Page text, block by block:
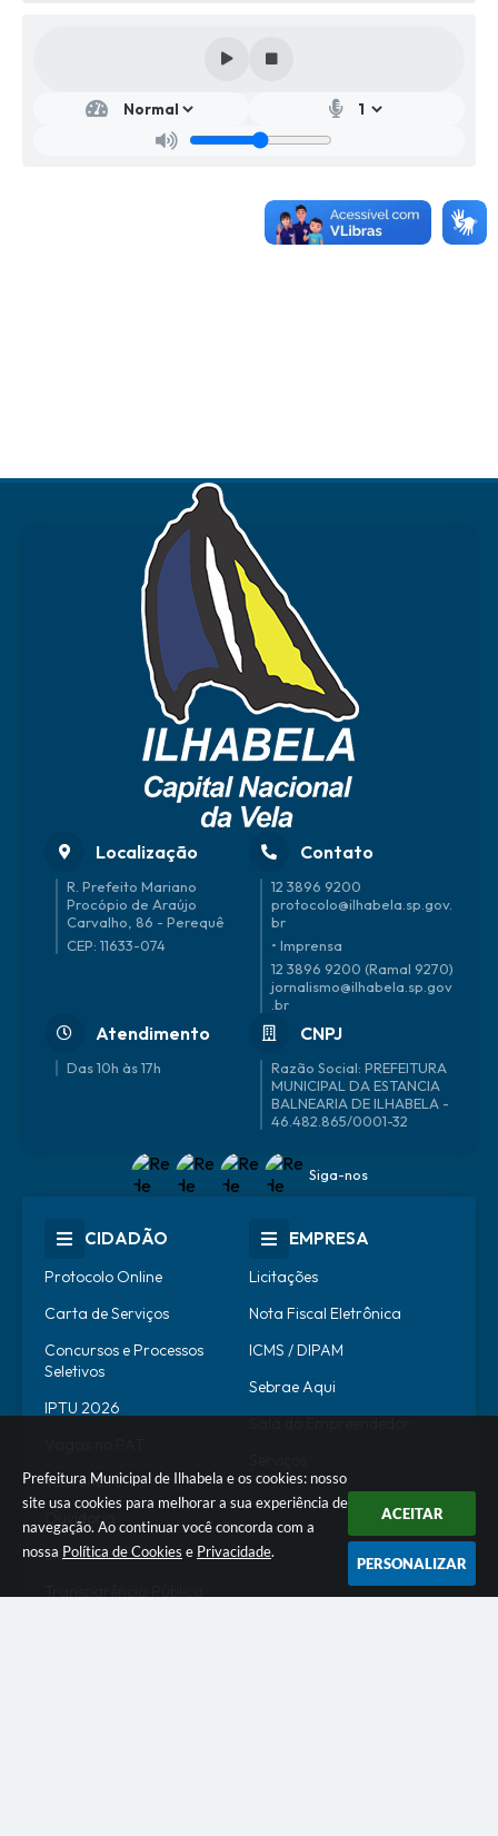
Prefeitura Municipal de Ilhabela e os cookies: nosso
site usa cookies para melhorar a sua experiência de
navegação. Ao continuar você concorda com a
nossa Política de Cookies e Privacidade.
ACEITAR
PERSONALIZAR
Localização
R. Prefeito Mariano
Procópio de Araújo
Carvalho, 86 - Perequê
CEP: 11633-074
Contato
12 3896 9200
protocolo@ilhabela.sp.gov.
br
• Imprensa
12 3896 9200 (Ramal 9270)
jornalismo@ilhabela.sp.gov
.br
Atendimento
Das 10h às 17h
CNPJ
46.482.865/0001-32
Siga-nos
CIDADÃO
Protocolo Online
Carta de Serviços
Concursos e Processos
Seletivos
IPTU 2026
Telefones Úteis
Ouvidoria
SIC
EMPRESA
Licitações
Nota Fiscal Eletrônica
ICMS / DIPAM
Sebrae Aqui